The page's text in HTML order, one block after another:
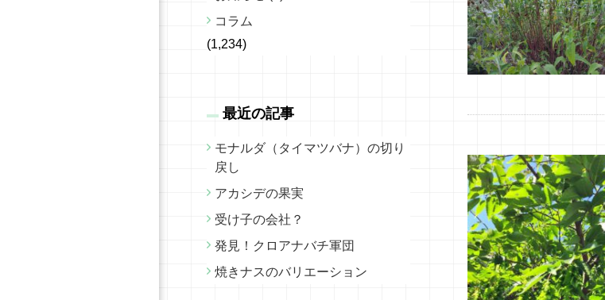
コラム
(1,234)
最近の記事
モナルダ（タイマツバナ）の切り
戻し
アカシデの果実
受け子の会社？
発見！クロアナバチ軍団
焼きナスのバリエーション